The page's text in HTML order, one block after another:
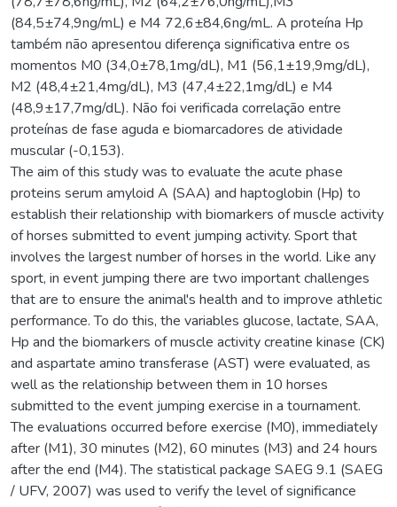
(84,5±74,9ng/mL) e M4 72,6±84,6ng/mL. A proteína Hp
também não apresentou diferença significativa entre os
momentos M0 (34,0±78,1mg/dL), M1 (56,1±19,9mg/dL),
M2 (48,4±21,4mg/dL), M3 (47,4±22,1mg/dL) e M4
(48,9±17,7mg/dL). Não foi verificada correlação entre
proteínas de fase aguda e biomarcadores de atividade
muscular (-0,153).
The aim of this study was to evaluate the acute phase
proteins serum amyloid A (SAA) and haptoglobin (Hp) to
establish their relationship with biomarkers of muscle activity
of horses submitted to event jumping activity. Sport that
involves the largest number of horses in the world. Like any
sport, in event jumping there are two important challenges
that are to ensure the animal's health and to improve athletic
performance. To do this, the variables glucose, lactate, SAA,
Hp and the biomarkers of muscle activity creatine kinase (CK)
and aspartate amino transferase (AST) were evaluated, as
well as the relationship between them in 10 horses
submitted to the event jumping exercise in a tournament.
The evaluations occurred before exercise (M0), immediately
after (M1), 30 minutes (M2), 60 minutes (M3) and 24 hours
after the end (M4). The statistical package SAEG 9.1 (SAEG
/ UFV, 2007) was used to verify the level of significance